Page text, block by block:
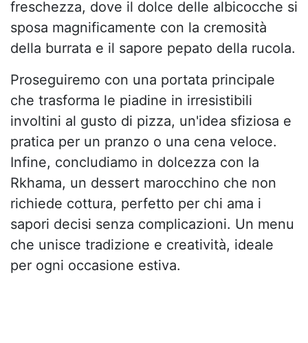
freschezza, dove il dolce delle albicocche si
sposa magnificamente con la cremosità
della burrata e il sapore pepato della rucola.
Proseguiremo con una portata principale
che trasforma le piadine in irresistibili
involtini al gusto di pizza, un'idea sfiziosa e
pratica per un pranzo o una cena veloce.
Infine, concludiamo in dolcezza con la
Rkhama, un dessert marocchino che non
richiede cottura, perfetto per chi ama i
sapori decisi senza complicazioni. Un menu
che unisce tradizione e creatività, ideale
per ogni occasione estiva.